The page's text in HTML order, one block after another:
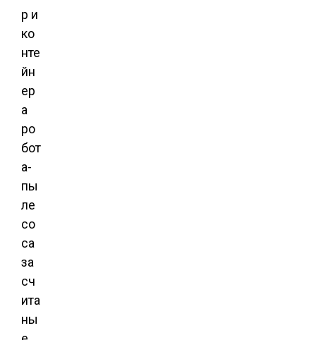
р и
ко
нте
йн
ер
а
ро
бот
а-
пы
ле
со
са
за
сч
ита
ны